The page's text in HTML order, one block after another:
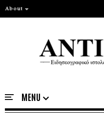
About